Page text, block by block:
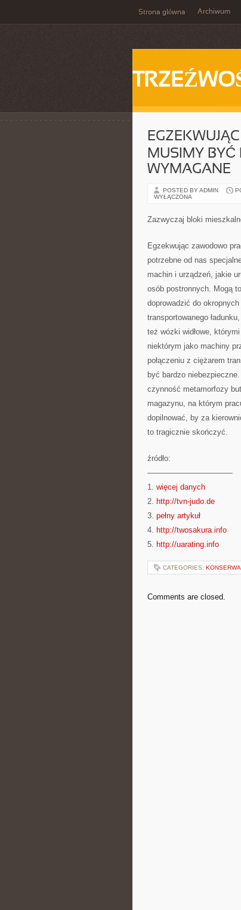
Strona główna Archiwum
MUSIMY BYĆ
WYMAGANE
POSTED BY ADMIN
WYŁĄCZONA
Zazwyczaj bloki
Egzekwując zawodowo
potrzebne od nas
machin i urządzeń, jakie
osób postronnych. Mogą
doprowadzić do
transportowanego
też wózki widłowe,
niektórym jako machiny
połączeniu z ciężarem
być bardzo
czynność metamorfozy
magazynu, na którym
dopilnować, by za
to tragicznie skończyć.
źródło:
———————————
1. więcej danych
2. http://tvn-judo.de
3. pełny artykuł
4. http://twosakura.info
5. http://uarating.info
CATEGORIES:
Comments are closed.